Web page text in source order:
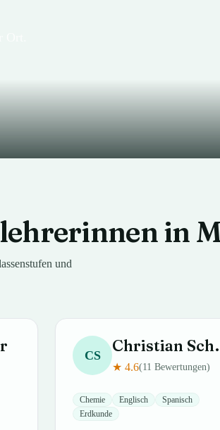
in
und
CS Christian Schmidt
★ 4.6(11 Bewertungen)
Chemie Englisch
Spanisch
Erdkunde